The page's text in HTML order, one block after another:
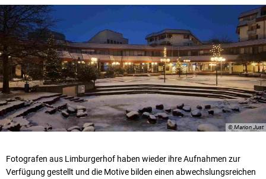
© Marion Just
Fotografen aus Limburgerhof haben wieder ihre Aufnahmen zur
Verfügung gestellt und die Motive bilden einen abwechslungsreichen